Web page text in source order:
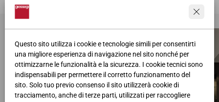
Questo sito utilizza i cookie e tecnologie simili per consentirti
una migliore esperienza di navigazione nel sito nonché per
ottimizzarne le funzionalità e la sicurezza. I cookie tecnici sono
indispensabili per permettere il corretto funzionamento del
sito. Solo tuo previo consenso il sito utilizzerà cookie di
tracciamento, anche di terze parti, utilizzati per raccogliere